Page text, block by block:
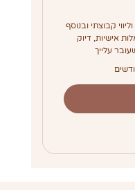
קבוצתי ובנוסף
אישיות, דיוק
עלייך